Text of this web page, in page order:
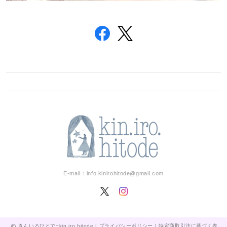
E-mail： info.kinirohitode@gmail.com